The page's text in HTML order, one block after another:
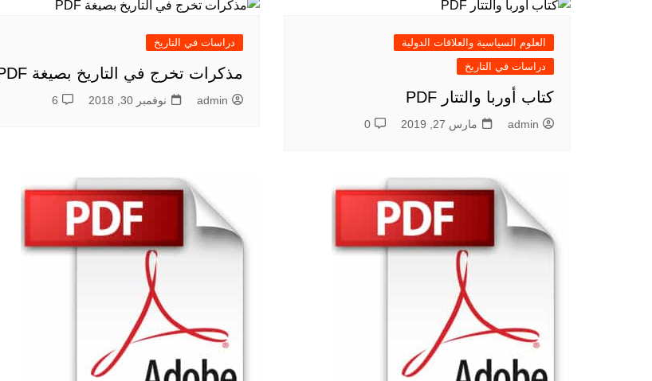
العلوم السياسية والعلاقات الدولية
دراسات في التاريخ
كتاب أوربا والتتار PDF
admin مارس 27, 2019 0
دراسات في التاريخ
مذكرات تخرج في التاريخ بصيغة PDF
admin نوفمبر 30, 2018 6